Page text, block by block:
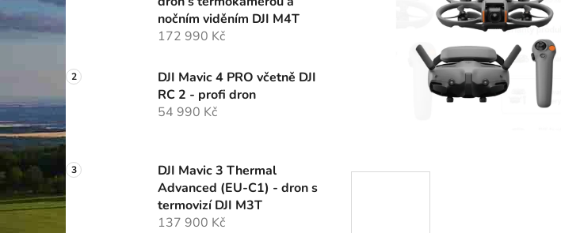
r
a
n
í
p
a
n
e
l
nočním viděním DJI M4T
172 990 Kč
DJI Mavic 4 PRO včetně DJI
RC 2 - profi dron
54 990 Kč
DJI Mavic 3 Thermal
Advanced (EU-C1) - dron s
termovizí DJI M3T
137 900 Kč